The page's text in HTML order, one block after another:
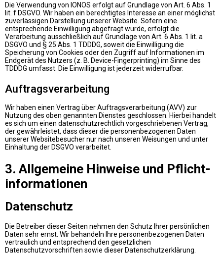
Die Verwendung von IONOS erfolgt auf Grundlage von Art. 6 Abs. 1
lit. f DSGVO. Wir haben ein berechtigtes Interesse an einer möglichst
zuverlässigen Darstellung unserer Website. Sofern eine
entsprechende Einwilligung abgefragt wurde, erfolgt die
Verarbeitung ausschließlich auf Grundlage von Art. 6 Abs. 1 lit. a
DSGVO und § 25 Abs. 1 TDDDG, soweit die Einwilligung die
Speicherung von Cookies oder den Zugriff auf Informationen im
Endgerät des Nutzers (z. B. Device-Fingerprinting) im Sinne des
TDDDG umfasst. Die Einwilligung ist jederzeit widerrufbar.
Auftragsverarbeitung
Wir haben einen Vertrag über Auftragsverarbeitung (AVV) zur
Nutzung des oben genannten Dienstes geschlossen. Hierbei handelt
es sich um einen datenschutzrechtlich vorgeschriebenen Vertrag,
der gewährleistet, dass dieser die personenbezogenen Daten
unserer Websitebesucher nur nach unseren Weisungen und unter
Einhaltung der DSGVO verarbeitet.
3. Allgemeine Hinweise und Pflicht­
informationen
Datenschutz
Die Betreiber dieser Seiten nehmen den Schutz Ihrer persönlichen
Daten sehr ernst. Wir behandeln Ihre personenbezogenen Daten
vertraulich und entsprechend den gesetzlichen
Datenschutzvorschriften sowie dieser Datenschutzerklärung.